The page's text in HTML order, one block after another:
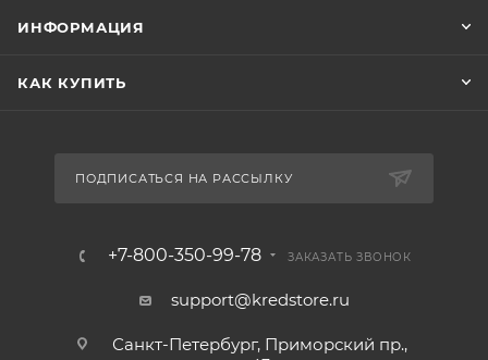
ИНФОРМАЦИЯ
КАК КУПИТЬ
ПОДПИСАТЬСЯ НА РАССЫЛКУ
+7-800-350-99-78 ЗАКАЗАТЬ ЗВОНОК
support@kredstore.ru
Санкт-Петербург, Приморский пр.,